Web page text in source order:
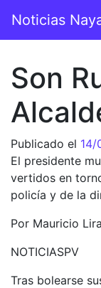
Noticias
Son
Publicado el 14/
El presidente
vertidos en
policía y de la
Por Mauricio
NOTICIASPV
Tras bolearse